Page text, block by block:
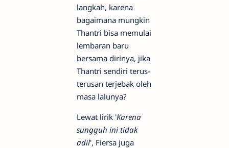
langkah, karena
bagaimana mungkin
Thantri bisa memulai
lembaran baru
bersama dirinya, jika
Thantri sendiri terus-
terusan terjebak oleh
masa lalunya?
Lewat lirik 'Karena
sungguh ini tidak
adil', Fiersa juga